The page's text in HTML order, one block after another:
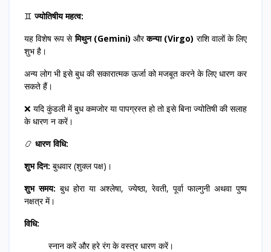
♊ज्योतिषीय महत्व:
यह विशेष रूप सेमिथुन (Gemini) औरकन्या (Virgo) राशि वालों के लिए
शुभ है।
अन्य लोग भी इसे बुध की सकारात्मक ऊर्जा को मजबूत करने के लिए धारण कर
सकते हैं।
❌ यदि कुंडली में बुध कमजोर या पापग्रस्त हो तो इसे बिना ज्योतिषी की सलाह
के धारण न करें।
📿 धारण विधि:
शुभ दिन: बुधवार (शुक्ल पक्ष)।
शुभ समय: बुध होरा या अश्लेषा, ज्येष्ठा, रेवती, पूर्वा फाल्गुनी अथवा पुष्य
नक्षत्र में।
विधि:
स्नान करें और हरे रंग के वस्त्र धारण करें।